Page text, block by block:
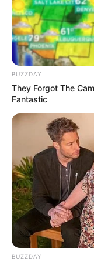
BUZZDAY
They Forgot The
Fantastic
BUZZDAY